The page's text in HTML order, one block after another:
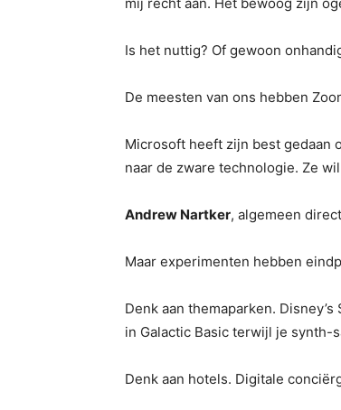
Is het nuttig? Of gewoon
De meesten van ons hebben
Microsoft heeft zijn best gedaan
naar de zware technologie. Ze
Andrew Nartker, algemeen
Maar experimenten hebben
Denk aan themaparken.
in Galactic Basic terwijl je synth-
Denk aan hotels. Digitale